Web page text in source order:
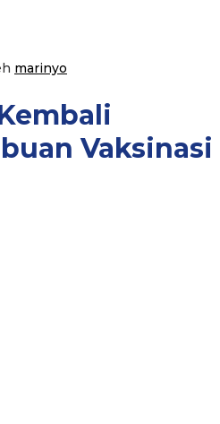
marinyo
Vaksinasi